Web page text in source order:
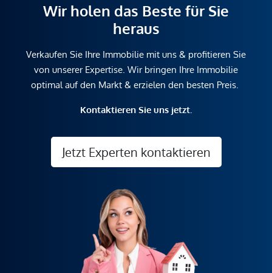
Wir holen das Beste für Sie
heraus
Verkaufen Sie Ihre Immobilie mit uns & profitieren Sie
von unserer Expertise. Wir bringen Ihre Immobilie
optimal auf den Markt & erzielen den besten Preis.
Kontaktieren Sie uns jetzt.
Jetzt Experten kontaktieren